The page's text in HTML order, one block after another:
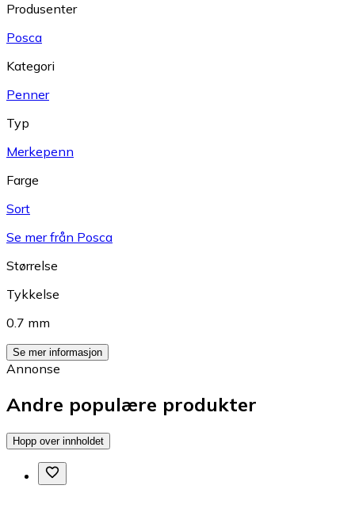
Produsenter
Posca
Kategori
Penner
Typ
Merkepenn
Farge
Sort
Se mer från Posca
Størrelse
Tykkelse
0.7 mm
Se mer informasjon
Annonse
Andre populære produkter
Hopp over innholdet